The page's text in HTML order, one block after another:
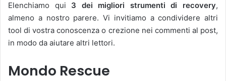
Elenchiamo qui 3 dei migliori strumenti di recovery,
almeno a nostro parere. Vi invitiamo a condividere altri
tool di vostra conoscenza o crezione nei commenti al post,
in modo da aiutare altri lettori.
Mondo Rescue